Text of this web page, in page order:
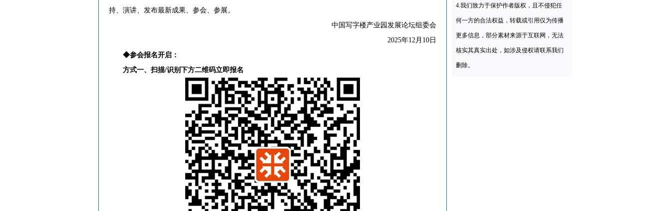
持、演讲、发布最新成果、参会、参展。
中国写字楼产业园发展论坛组委会
2025年12月10日
◆参会报名开启：
方式一、扫描/识别下方二维码立即报名
4.我们致力于保护作者版权，且不侵犯任
何一方的合法权益，转载或引用仅为传播
更多信息，部分素材来源于互联网，无法
核实其真实出处，如涉及侵权请联系我们
删除。